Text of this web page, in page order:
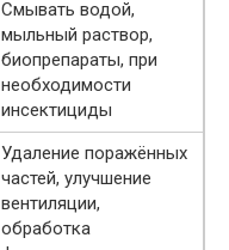
Смывать водой,
мыльный раствор,
биопрепараты, при
необходимости
инсектициды
Удаление поражённых
частей, улучшение
вентиляции,
обработка